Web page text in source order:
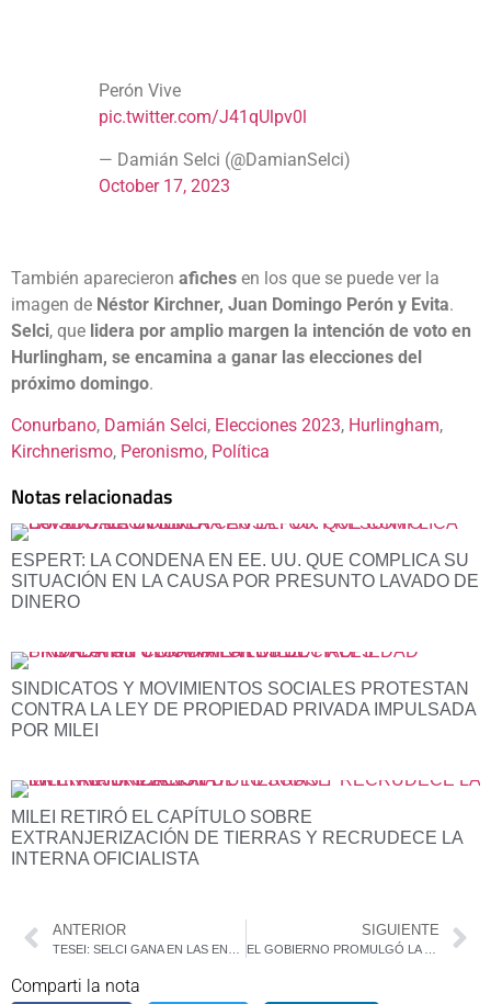
Perón Vive
pic.twitter.com/J41qUlpv0l
— Damián Selci (@DamianSelci)
October 17, 2023
También aparecieron afiches en los que se puede ver la
imagen de Néstor Kirchner, Juan Domingo Perón y Evita.
Selci, que lidera por amplio margen la intención de voto en
Hurlingham, se encamina a ganar las elecciones del
próximo domingo.
Conurbano, Damián Selci, Elecciones 2023, Hurlingham
Kirchnerismo, Peronismo, Política
Notas relacionadas
ESPERT: LA CONDENA EN EE. UU. QUE COMPLICA SU
SITUACIÓN EN LA CAUSA POR PRESUNTO LAVADO DE
DINERO
SINDICATOS Y MOVIMIENTOS SOCIALES PROTESTAN
CONTRA LA LEY DE PROPIEDAD PRIVADA IMPULSADA
POR MILEI
MILEI RETIRÓ EL CAPÍTULO SOBRE
EXTRANJERIZACIÓN DE TIERRAS Y RECRUDECE LA
INTERNA OFICIALISTA
ANTERIOR SIGUIENTE
Comparti la nota